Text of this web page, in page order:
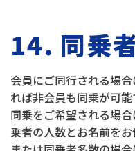
14. 同乗
会員にご同行される場
れば非会員も同乗が可能
同乗をご希望される場
乗者の人数とお名前を